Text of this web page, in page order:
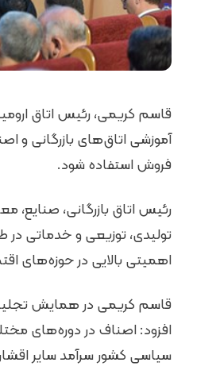
قاسم کریمی، رئیس اتاق
آموزشی اتاق‌های بازرگانی و
فروش استفاده شود.
رئیس اتاق بازرگانی،
تولیدی، توزیعی و خدماتی
اهمیتی بالایی در حوزه‌های
قاسم کریمی در همایش تجلیل
افزود: اصناف در دوره‌های
سیاسی کشور سرآمد سایر